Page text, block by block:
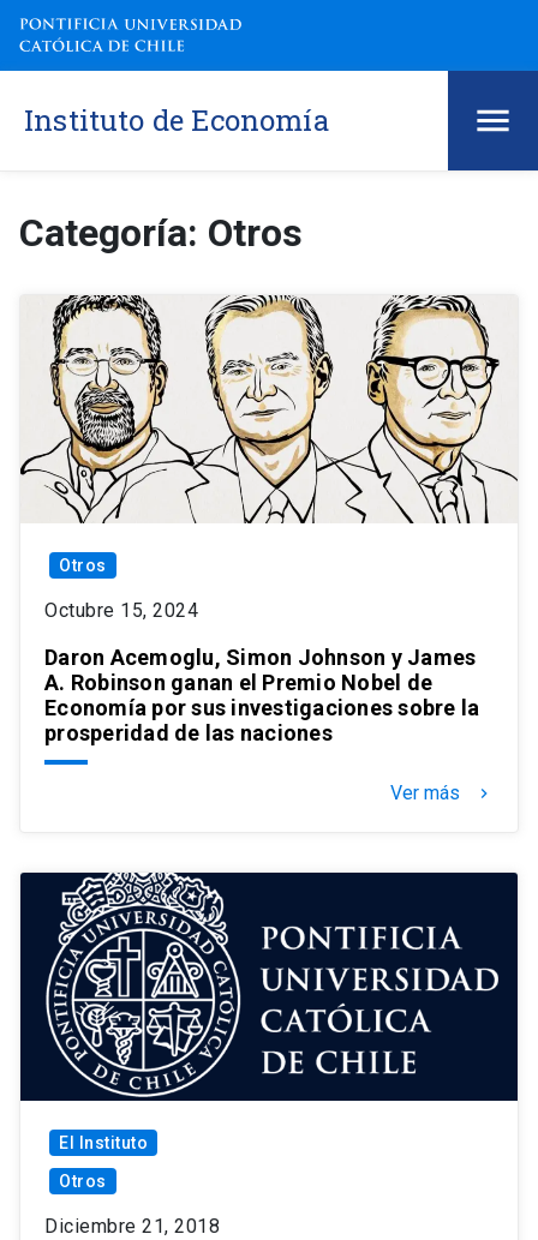
Instituto de Economía
Categoría: Otros
Otros
Octubre 15, 2024
Daron Acemoglu, Simon Johnson y James
A. Robinson ganan el Premio Nobel de
Economía por sus investigaciones sobre la
prosperidad de las naciones
Ver más keyboard_arrow_right
El Instituto
Otros
Diciembre 21, 2018